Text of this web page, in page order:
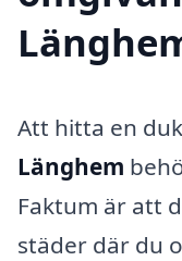
Att hitta en
Länghem
Faktum är att
städer där du